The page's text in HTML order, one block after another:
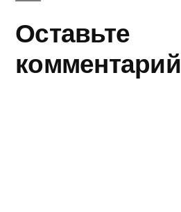
записям
Оставьте
комментарий